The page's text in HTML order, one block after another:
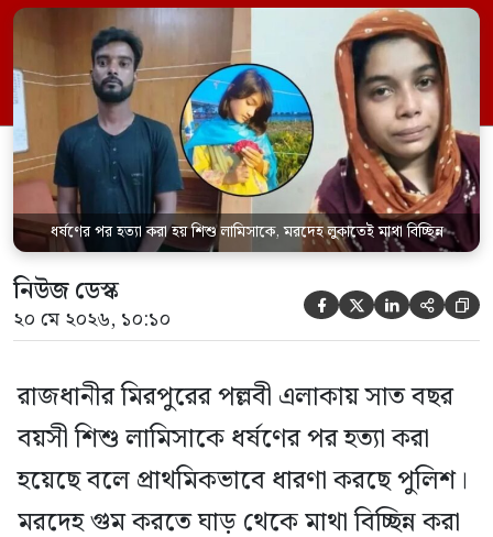
চালানো হয় এই নৃশংস হত্যাকাণ্ডে পাশের ফ্ল্যাটের
ভাড়াটিয়া সোহেল রানা (৩০) ও তার স্ত্রী স্বপ্না
আক্তারকে (২৬) মাত্র ৭ ঘণ্টার […]
ধর্ষণের পর হত্যা করা হয় শিশু লামিসাকে, মরদেহ লুকাতেই মাথা বিচ্ছিন্ন
নিউজ ডেস্ক
২০ মে ২০২৬, ১০:১০     
রাজধানীর মিরপুরের পল্লবী এলাকায় সাত বছর
বয়সী শিশু লামিসাকে ধর্ষণের পর হত্যা করা
হয়েছে বলে প্রাথমিকভাবে ধারণা করছে পুলিশ।
মরদেহ গুম করতে ঘাড় থেকে মাথা বিচ্ছিন্ন করা